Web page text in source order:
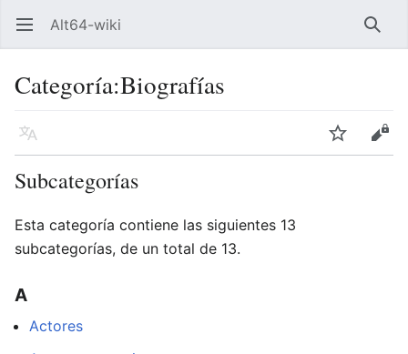
Abrir menú principal Alt64-wiki
Categoría:Biografías
Idioma Vigilar Editar
Subcategorías
Esta categoría contiene las siguientes 13
subcategorías, de un total de 13.
A
Actores